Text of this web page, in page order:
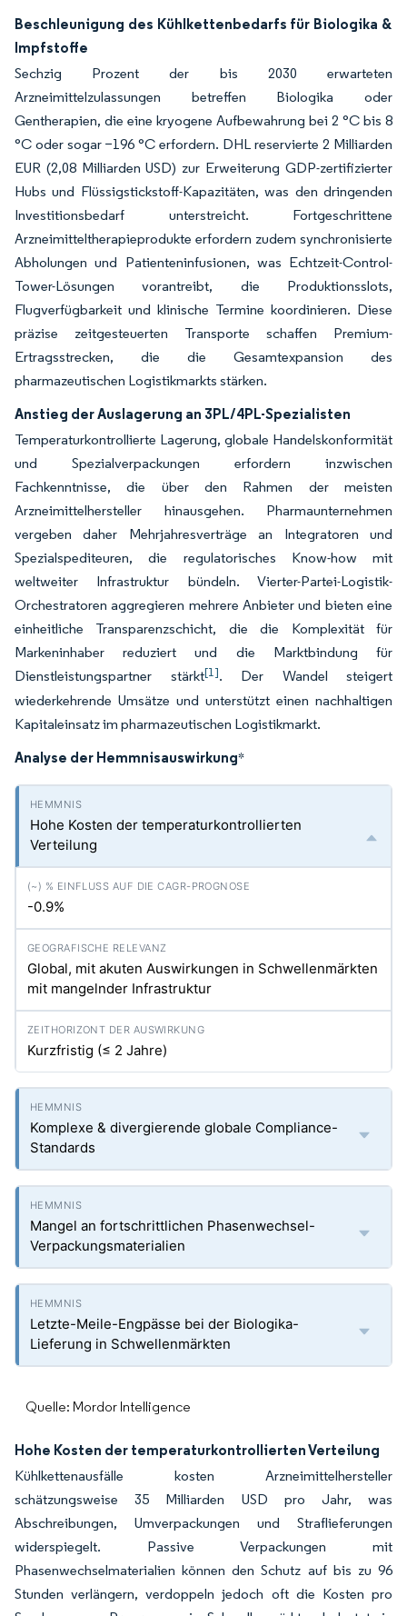
Beschleunigung des Kühlkettenbedarfs für Biologika &
Impfstoffe
Sechzig Prozent der bis 2030 erwarteten
Arzneimittelzulassungen betreffen Biologika oder
Gentherapien, die eine kryogene Aufbewahrung bei 2 °C bis 8
°C oder sogar −196 °C erfordern. DHL reservierte 2 Milliarden
EUR (2,08 Milliarden USD) zur Erweiterung GDP-zertifizierter
Hubs und Flüssigstickstoff-Kapazitäten, was den dringenden
Investitionsbedarf unterstreicht. Fortgeschrittene
Arzneimitteltherapieprodukte erfordern zudem synchronisierte
Abholungen und Patienteninfusionen, was Echtzeit-Control-
Tower-Lösungen vorantreibt, die Produktionsslots,
Flugverfügbarkeit und klinische Termine koordinieren. Diese
präzise zeitgesteuerten Transporte schaffen Premium-
Ertragsstrecken, die die Gesamtexpansion des
pharmazeutischen Logistikmarkts stärken.
Anstieg der Auslagerung an 3PL/4PL-Spezialisten
Temperaturkontrollierte Lagerung, globale Handelskonformität
und Spezialverpackungen erfordern inzwischen
Fachkenntnisse, die über den Rahmen der meisten
Arzneimittelhersteller hinausgehen. Pharmaunternehmen
vergeben daher Mehrjahresverträge an Integratoren und
Spezialspediteuren, die regulatorisches Know-how mit
weltweiter Infrastruktur bündeln. Vierter-Partei-Logistik-
Orchestratoren aggregieren mehrere Anbieter und bieten eine
einheitliche Transparenzschicht, die die Komplexität für
Markeninhaber reduziert und die Marktbindung für
Dienstleistungspartner stärkt[1]. Der Wandel steigert
wiederkehrende Umsätze und unterstützt einen nachhaltigen
Kapitaleinsatz im pharmazeutischen Logistikmarkt.
Analyse der Hemmnisauswirkung*
Hohe Kosten der temperaturkontrollierten
Verteilung
-0.9%
Global, mit akuten Auswirkungen in Schwellenmärkten
mit mangelnder Infrastruktur
Kurzfristig (≤ 2 Jahre)
Komplexe & divergierende globale Compliance-
Standards
Mangel an fortschrittlichen Phasenwechsel-
Verpackungsmaterialien
Letzte-Meile-Engpässe bei der Biologika-
Lieferung in Schwellenmärkten
Quelle: Mordor Intelligence
Hohe Kosten der temperaturkontrollierten Verteilung
Kühlkettenausfälle kosten Arzneimittelhersteller
schätzungsweise 35 Milliarden USD pro Jahr, was
Abschreibungen, Umverpackungen und Straflieferungen
widerspiegelt. Passive Verpackungen mit
Phasenwechselmaterialien können den Schutz auf bis zu 96
Stunden verlängern, verdoppeln jedoch oft die Kosten pro